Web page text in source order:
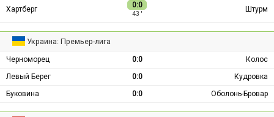
Хартберг 0:0
43 ′
Штурм
Украина: Премьер-лига
Черноморец 0:0
Колос
Левый Берег
0:0
Кудровка
Буковина
0:0 Оболонь-Бровар